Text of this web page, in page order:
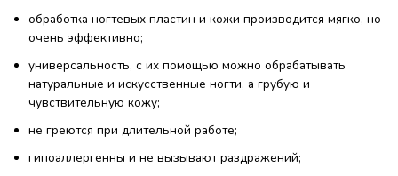
обработка ногтевых пластин и кожи производится мягко, но
очень эффективно;
универсальность, с их помощью можно обрабатывать
натуральные и искусственные ногти, а грубую и
чувствительную кожу;
не греются при длительной работе;
гипоаллергенны и не вызывают раздражений;